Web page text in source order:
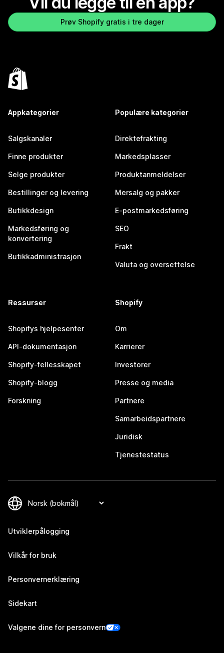
Prøv Shopify gratis i tre dager
Appkategorier
Salgskanaler
Finne produkter
Selge produkter
Bestillinger og levering
Butikkdesign
Markedsføring og
konvertering
Butikkadministrasjon
Populære kategorier
Direktefrakting
Markedsplasser
Produktanmeldelser
Mersalg og pakker
E-postmarkedsføring
SEO
Frakt
Valuta og oversettelse
Ressurser
Shopifys hjelpesenter
API-dokumentasjon
Shopify-fellesskapet
Shopify-blogg
Forskning
Shopify
Om
Karrierer
Investorer
Presse og media
Partnere
Samarbeidspartnere
Juridisk
Tjenestestatus
Utviklerpålogging
Vilkår for bruk
Personvernerklæring
Sidekart
Valgene dine for personvern